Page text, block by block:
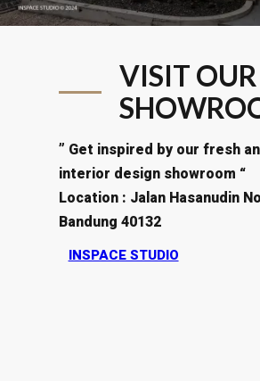
VISIT OUR
” Get inspired by our fresh
interior design showroom “
Location : Jalan Hasanudin
Bandung 40132
INSPACE STUDIO